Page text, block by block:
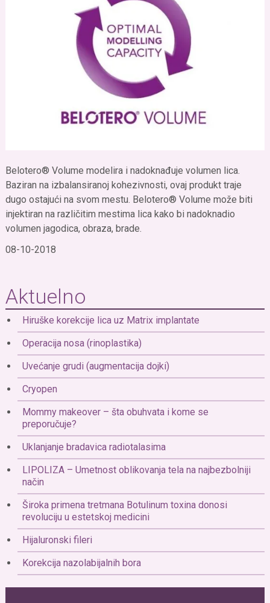
Belotero® Volume modelira i nadoknađuje volumen lica.
Baziran na izbalansiranoj kohezivnosti, ovaj produkt traje
dugo ostajući na svom mestu. Belotero® Volume može biti
injektiran na različitim mestima lica kako bi nadoknadio
volumen jagodica, obraza, brade.
08-10-2018
Aktuelno
Hiruške korekcije lica uz Matrix implantate
Operacija nosa (rinoplastika)
Uvećanje grudi (augmentacija dojki)
Cryopen
Mommy makeover – šta obuhvata i kome se
preporučuje?
Uklanjanje bradavica radiotalasima
LIPOLIZA – Umetnost oblikovanja tela na najbezbolniji
način
Široka primena tretmana Botulinum toxina donosi
revoluciju u estetskoj medicini
Hijaluronski fileri
Korekcija nazolabijalnih bora